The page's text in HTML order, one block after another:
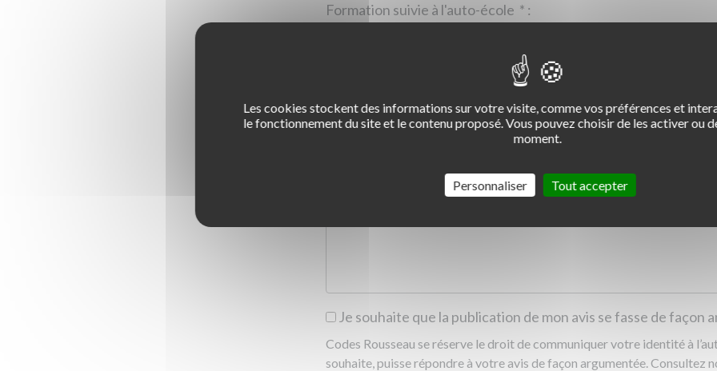
* :
1
2 3 4
Je souhaite que la publication de mon avis se fasse de façon
Codes Rousseau se réserve le droit de communiquer votre identité à
souhaite, puisse répondre à votre avis de façon argumentée. Consultez
Les cookies stockent des informations sur votre visite, comme vos préférences et
le fonctionnement du site et le contenu proposé. Vous pouvez choisir de les activer ou
moment.
Tout accepter
Personnaliser